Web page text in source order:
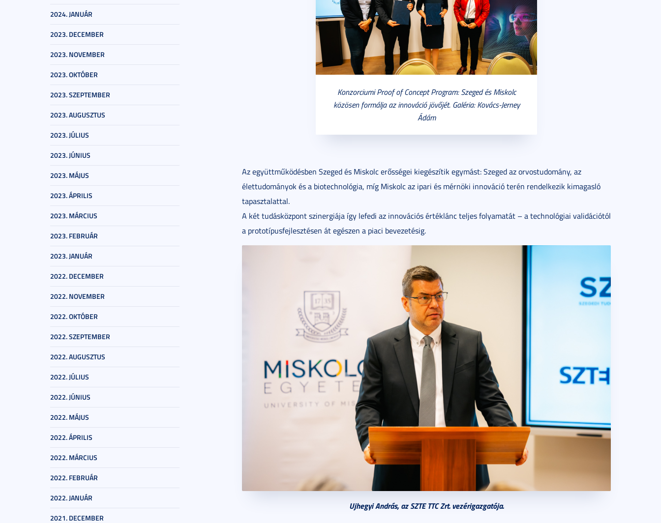
2024. JANUÁR
2023. DECEMBER
2023. NOVEMBER
2023. OKTÓBER
2023. SZEPTEMBER
2023. AUGUSZTUS
2023. JÚLIUS
2023. JÚNIUS
2023. MÁJUS
2023. ÁPRILIS
2023. MÁRCIUS
2023. FEBRUÁR
2023. JANUÁR
2022. DECEMBER
2022. NOVEMBER
2022. OKTÓBER
2022. SZEPTEMBER
2022. AUGUSZTUS
2022. JÚLIUS
2022. JÚNIUS
2022. MÁJUS
2022. ÁPRILIS
2022. MÁRCIUS
2022. FEBRUÁR
2022. JANUÁR
2021. DECEMBER
Konzorciumi Proof of Concept Program: Szeged és Miskolc
közösen formálja az innováció jövőjét. Galéria: Kovács-Jerney
Ádám
Az együttműködésben Szeged és Miskolc erősségei kiegészítik egymást: Szeged az orvostudomány, az
élettudományok és a biotechnológia, míg Miskolc az ipari és mérnöki innováció terén rendelkezik kimagasló
tapasztalattal.
A két tudásközpont szinergiája így lefedi az innovációs értéklánc teljes folyamatát – a technológiai validációtól
a prototípusfejlesztésen át egészen a piaci bevezetésig.
Ujhegyi András, az SZTE TTC Zrt. vezérigazgatója.